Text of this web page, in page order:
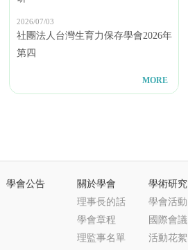
2026/07/03
社團法人台灣生育力保存學會2026年
第四
MORE
學會公告
關於學會
理事長的話
學會章程
理監事名單
學術研究
學會活動
國際會議
活動花絮